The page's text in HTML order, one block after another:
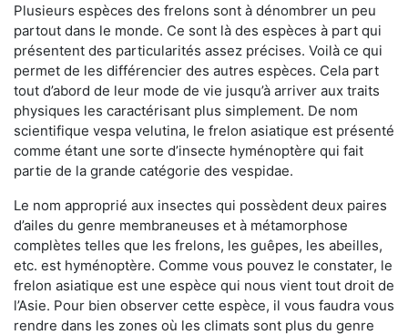
Plusieurs espèces des frelons sont à dénombrer un peu
partout dans le monde. Ce sont là des espèces à part qui
présentent des particularités assez précises. Voilà ce qui
permet de les différencier des autres espèces. Cela part
tout d’abord de leur mode de vie jusqu’à arriver aux traits
physiques les caractérisant plus simplement. De nom
scientifique vespa velutina, le frelon asiatique est présenté
comme étant une sorte d’insecte hyménoptère qui fait
partie de la grande catégorie des vespidae.
Le nom approprié aux insectes qui possèdent deux paires
d’ailes du genre membraneuses et à métamorphose
complètes telles que les frelons, les guêpes, les abeilles,
etc. est hyménoptère. Comme vous pouvez le constater, le
frelon asiatique est une espèce qui nous vient tout droit de
l’Asie. Pour bien observer cette espèce, il vous faudra vous
rendre dans les zones où les climats sont plus du genre